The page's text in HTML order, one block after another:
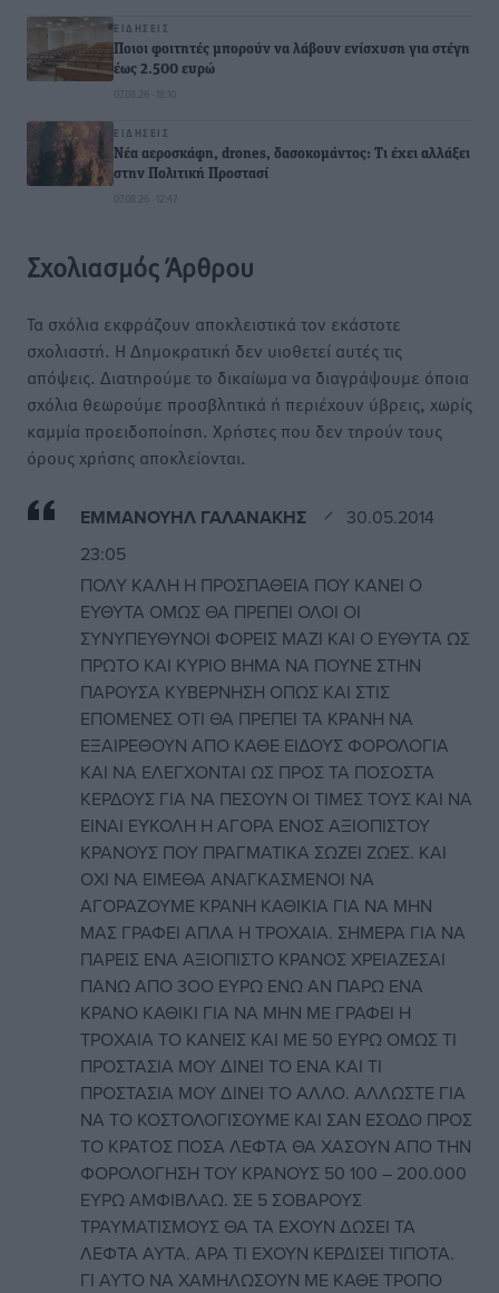
ΕΙΔΉΣΕΙΣ
Ποιοι φοιτητές μπορούν να λάβουν ενίσχυση για στέγη
έως 2.500 ευρώ
07.08.26 · 18:10
ΕΙΔΉΣΕΙΣ
Νέα αεροσκάφη, drones, δασοκομάντος: Τι έχει αλλάξει
στην Πολιτική Προστασί
07.08.26 · 12:47
Σχολιασμός Άρθρου
Τα σχόλια εκφράζουν αποκλειστικά τον εκάστοτε
σχολιαστή. Η Δημοκρατική δεν υιοθετεί αυτές τις
απόψεις. Διατηρούμε το δικαίωμα να διαγράψουμε όποια
σχόλια θεωρούμε προσβλητικά ή περιέχουν ύβρεις, χωρίς
καμμία προειδοποίηση. Χρήστες που δεν τηρούν τους
όρους χρήσης αποκλείονται.
ΕΜΜΑΝΟΥΗΛ ΓΑΛΑΝΑΚΗΣ
30.05.2014
23:05
ΠΟΛΥ ΚΑΛΗ Η ΠΡΟΣΠΑΘΕΙΑ ΠΟΥ ΚΑΝΕΙ Ο
ΕΥΘΥΤΑ ΟΜΩΣ ΘΑ ΠΡΕΠΕΙ ΟΛΟΙ ΟΙ
ΣΥΝΥΠΕΥΘΥΝΟΙ ΦΟΡΕΙΣ ΜΑΖΙ ΚΑΙ Ο ΕΥΘΥΤΑ ΩΣ
ΠΡΩΤΟ ΚΑΙ ΚΥΡΙΟ ΒΗΜΑ ΝΑ ΠΟΥΝΕ ΣΤΗΝ
ΠΑΡΟΥΣΑ ΚΥΒΕΡΝΗΣΗ ΟΠΩΣ ΚΑΙ ΣΤΙΣ
ΕΠΟΜΕΝΕΣ ΟΤΙ ΘΑ ΠΡΕΠΕΙ ΤΑ ΚΡΑΝΗ ΝΑ
ΕΞΑΙΡΕΘΟΥΝ ΑΠΟ ΚΑΘΕ ΕΙΔΟΥΣ ΦΟΡΟΛΟΓΙΑ
ΚΑΙ ΝΑ ΕΛΕΓΧΟΝΤΑΙ ΩΣ ΠΡΟΣ ΤΑ ΠΟΣΟΣΤΑ
ΚΕΡΔΟΥΣ ΓΙΑ ΝΑ ΠΕΣΟΥΝ ΟΙ ΤΙΜΕΣ ΤΟΥΣ ΚΑΙ ΝΑ
ΕΙΝΑΙ ΕΥΚΟΛΗ Η ΑΓΟΡΑ ΕΝΟΣ ΑΞΙΟΠΙΣΤΟΥ
ΚΡΑΝΟΥΣ ΠΟΥ ΠΡΑΓΜΑΤΙΚΑ ΣΩΖΕΙ ΖΩΕΣ. ΚΑΙ
ΟΧΙ ΝΑ ΕΙΜΕΘΑ ΑΝΑΓΚΑΣΜΕΝΟΙ ΝΑ
ΑΓΟΡΑΖΟΥΜΕ ΚΡΑΝΗ ΚΑΘΙΚΙΑ ΓΙΑ ΝΑ ΜΗΝ
ΜΑΣ ΓΡΑΦΕΙ ΑΠΛΑ Η ΤΡΟΧΑΙΑ. ΣΗΜΕΡΑ ΓΙΑ ΝΑ
ΠΑΡΕΙΣ ΕΝΑ ΑΞΙΟΠΙΣΤΟ ΚΡΑΝΟΣ ΧΡΕΙΑΖΕΣΑΙ
ΠΑΝΩ ΑΠΟ 3ΟΟ ΕΥΡΩ ΕΝΩ ΑΝ ΠΑΡΩ ΕΝΑ
ΚΡΑΝΟ ΚΑΘΙΚΙ ΓΙΑ ΝΑ ΜΗΝ ΜΕ ΓΡΑΦΕΙ Η
ΤΡΟΧΑΙΑ ΤΟ ΚΑΝΕΙΣ ΚΑΙ ΜΕ 50 ΕΥΡΩ ΟΜΩΣ ΤΙ
ΠΡΟΣΤΑΣΙΑ ΜΟΥ ΔΙΝΕΙ ΤΟ ΕΝΑ ΚΑΙ ΤΙ
ΠΡΟΣΤΑΣΙΑ ΜΟΥ ΔΙΝΕΙ ΤΟ ΑΛΛΟ. ΑΛΛΩΣΤΕ ΓΙΑ
ΝΑ ΤΟ ΚΟΣΤΟΛΟΓΙΣΟΥΜΕ ΚΑΙ ΣΑΝ ΕΣΟΔΟ ΠΡΟΣ
ΤΟ ΚΡΑΤΟΣ ΠΟΣΑ ΛΕΦΤΑ ΘΑ ΧΑΣΟΥΝ ΑΠΟ ΤΗΝ
ΦΟΡΟΛΟΓΗΣΗ ΤΟΥ ΚΡΑΝΟΥΣ 50 100 – 200.000
ΕΥΡΩ ΑΜΦΙΒΛΑΩ. ΣΕ 5 ΣΟΒΑΡΟΥΣ
ΤΡΑΥΜΑΤΙΣΜΟΥΣ ΘΑ ΤΑ ΕΧΟΥΝ ΔΩΣΕΙ ΤΑ
ΛΕΦΤΑ ΑΥΤΑ. ΑΡΑ ΤΙ ΕΧΟΥΝ ΚΕΡΔΙΣΕΙ ΤΙΠΟΤΑ.
ΓΙ ΑΥΤΟ ΝΑ ΧΑΜΗΛΩΣΟΥΝ ΜΕ ΚΑΘΕ ΤΡΟΠΟ